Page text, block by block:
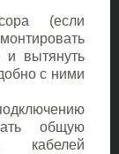
(если
и вытянуть
с ними
общую
кабелей